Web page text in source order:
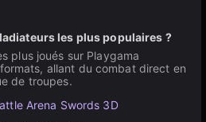
les plus populaires ?
plus joués sur Playgama
allant du combat direct en
de troupes.
Arena Swords 3D